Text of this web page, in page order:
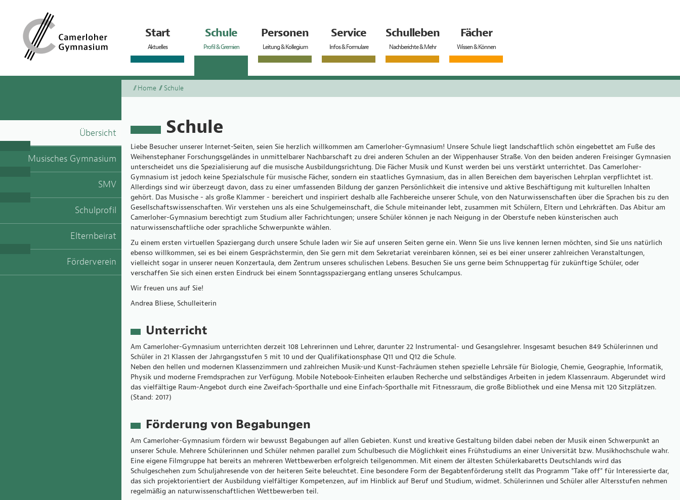
Start
Aktuelles
Schule
Profil & Gremien
Personen
Leitung & Kollegium
Service
Infos & Formulare
Schulleben
Nachberichte & Mehr
Fächer
Wissen & Können
Übersicht
Musisches Gymnasium
SMV
Schulprofil
Elternbeirat
Förderverein
Home Schule
Schule
Liebe Besucher unserer Internet-Seiten, seien Sie herzlich willkommen am Camerloher-Gymnasium! Unsere Schule liegt landschaftlich schön eingebettet am Fuße des
Weihenstephaner Forschungsgeländes in unmittelbarer Nachbarschaft zu drei anderen Schulen an der Wippenhauser Straße. Von den beiden anderen Freisinger Gymnasien
unterscheidet uns die Spezialisierung auf die musische Ausbildungsrichtung. Die Fächer Musik und Kunst werden bei uns verstärkt unterrichtet. Das Camerloher-
Gymnasium ist jedoch keine Spezialschule für musische Fächer, sondern ein staatliches Gymnasium, das in allen Bereichen dem bayerischen Lehrplan verpflichtet ist.
Allerdings sind wir überzeugt davon, dass zu einer umfassenden Bildung der ganzen Persönlichkeit die intensive und aktive Beschäftigung mit kulturellen Inhalten
gehört. Das Musische - als große Klammer - bereichert und inspiriert deshalb alle Fachbereiche unserer Schule, von den Naturwissenschaften über die Sprachen bis zu den
Gesellschaftswissenschaften. Wir verstehen uns als eine Schulgemeinschaft, die Schule miteinander lebt, zusammen mit Schülern, Eltern und Lehrkräften. Das Abitur am
Camerloher-Gymnasium berechtigt zum Studium aller Fachrichtungen; unsere Schüler können je nach Neigung in der Oberstufe neben künsterischen auch
naturwissenschaftliche oder sprachliche Schwerpunkte wählen.
Zu einem ersten virtuellen Spaziergang durch unsere Schule laden wir Sie auf unseren Seiten gerne ein. Wenn Sie uns live kennen lernen möchten, sind Sie uns natürlich
ebenso willkommen, sei es bei einem Gesprächstermin, den Sie gern mit dem Sekretariat vereinbaren können, sei es bei einer unserer zahlreichen Veranstaltungen,
vielleicht sogar in unserer neuen Konzertaula, dem Zentrum unseres schulischen Lebens. Besuchen Sie uns gerne beim Schnuppertag für zukünftige Schüler, oder
verschaffen Sie sich einen ersten Eindruck bei einem Sonntagsspaziergang entlang unseres Schulcampus.
Wir freuen uns auf Sie!
Andrea Bliese, Schulleiterin
Unterricht
Am Camerloher-Gymnasium unterrichten derzeit 108 Lehrerinnen und Lehrer, darunter 22 Instrumental- und Gesangslehrer. Insgesamt besuchen 849 Schülerinnen und
Schüler in 21 Klassen der Jahrgangsstufen 5 mit 10 und der Qualifikationsphase Q11 und Q12 die Schule.
Neben den hellen und modernen Klassenzimmern und zahlreichen Musik-und Kunst-Fachräumen stehen spezielle Lehrsäle für Biologie, Chemie, Geographie, Informatik,
Physik und moderne Fremdsprachen zur Verfügung. Mobile Notebook-Einheiten erlauben Recherche und selbständiges Arbeiten in jedem Klassenraum. Abgerundet wird
das vielfältige Raum-Angebot durch eine Zweifach-Sporthalle und eine Einfach-Sporthalle mit Fitnessraum, die große Bibliothek und eine Mensa mit 120 Sitzplätzen.
(Stand: 2017)
Förderung von Begabungen
Am Camerloher-Gymnasium fördern wir bewusst Begabungen auf allen Gebieten. Kunst und kreative Gestaltung bilden dabei neben der Musik einen Schwerpunkt an
unserer Schule. Mehrere Schülerinnen und Schüler nehmen parallel zum Schulbesuch die Möglichkeit eines Frühstudiums an einer Universität bzw. Musikhochschule wahr.
Eine eigene Filmgruppe hat bereits an mehreren Wettbewerben erfolgreich teilgenommen. Mit einem der ältesten Schülerkabaretts Deutschlands wird das
Schulgeschehen zum Schuljahresende von der heiteren Seite beleuchtet. Eine besondere Form der Begabtenförderung stellt das Programm "Take off" für Interessierte dar,
das sich projektorientiert der Ausbildung vielfältiger Kompetenzen, auf im Hinblick auf Beruf und Studium, widmet. Schülerinnen und Schüler aller Altersstufen nehmen
regelmäßig an naturwissenschaftlichen Wettbewerben teil.